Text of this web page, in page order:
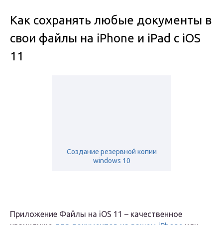
Как сохранять любые документы в
свои файлы на iPhone и iPad с iOS
11
Создание резервной копии
windows 10
Приложение Файлы на iOS 11 – качественное